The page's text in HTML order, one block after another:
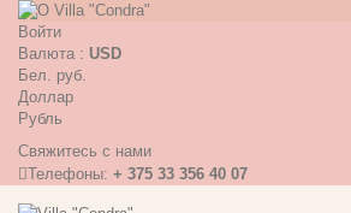
Войти
Валюта : USD
Бел. руб.
Доллар
Рубль
Свяжитесь с нами
Телефоны: + 375 33 356 40 07